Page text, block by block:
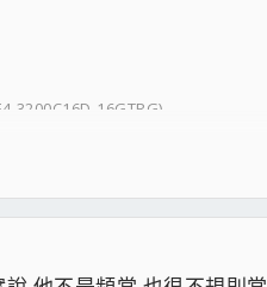
(Fw FH NVME Mod)
896->1024 Shaders 1324/1830 @ 1.15V)
3200C16D-16GTRG)
）